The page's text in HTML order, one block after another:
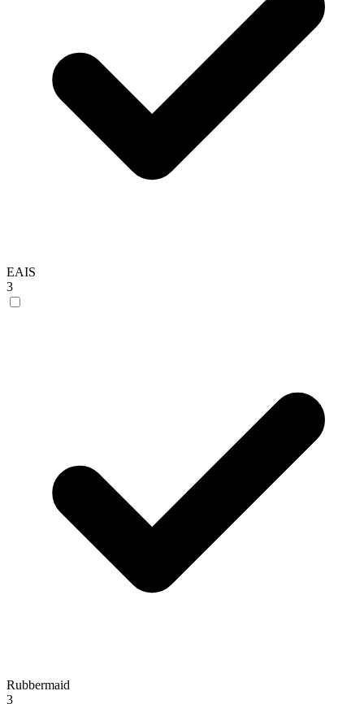
EAIS
3
Rubbermaid
3